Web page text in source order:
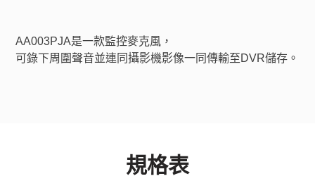
AA003PJA是一款監控麥克風，
可錄下周圍聲音並連同攝影機影像一同傳輸至DVR儲存。
規格表